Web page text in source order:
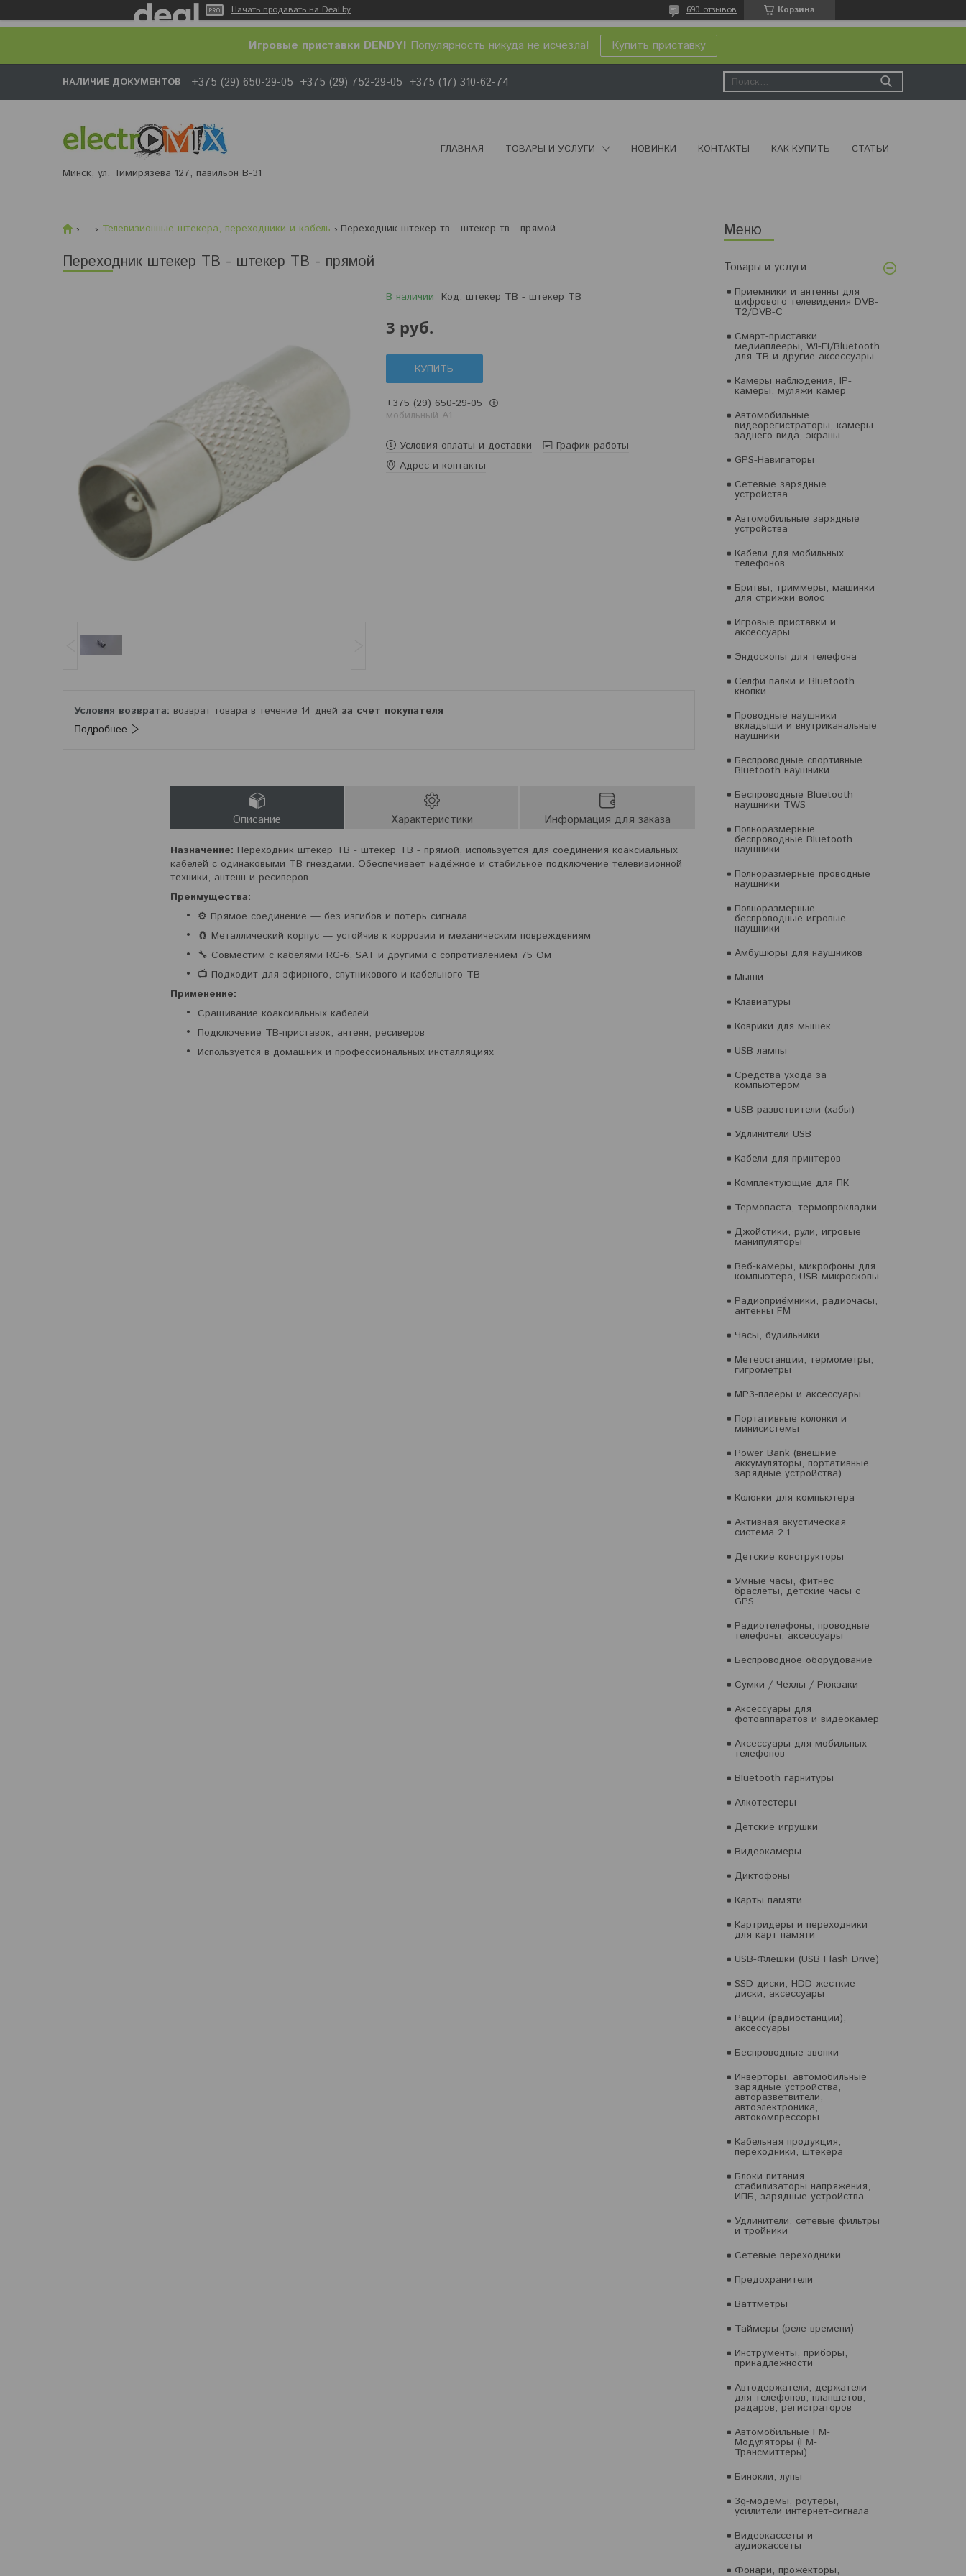
Начать продавать на Deal.by Корзина
690 отзывов
Игровые приставки DENDY! Популярность никуда не исчезла! Купить приставку
НАЛИЧИЕ ДОКУМЕНТОВ +375 (29) 650-29-05 +375 (29) 752-29-05 +375 (17) 310-62-74
Минск, ул. Тимирязева 127, павильон В-31
ГЛАВНАЯ ТОВАРЫ И УСЛУГИ НОВИНКИ КОНТАКТЫ КАК КУПИТЬ СТАТЬИ
Товары и услуги
Приемники и антенны для
цифрового телевидения DVB-
T2/DVB-C
Смарт-приставки,
медиаплееры, Wi-Fi/Bluetooth
для ТВ и другие аксессуары
Камеры наблюдения, IP-
камеры, муляжи камер
Автомобильные
видеорегистраторы, камеры
заднего вида, экраны
GPS-Навигаторы
Сетевые зарядные
устройства
Автомобильные зарядные
устройства
Кабели для мобильных
телефонов
Бритвы, триммеры, машинки
для стрижки волос
Игровые приставки и
аксессуары.
Эндоскопы для телефона
Селфи палки и Bluetooth
кнопки
Проводные наушники
вкладыши и внутриканальные
наушники
Беспроводные спортивные
Bluetooth наушники
Беспроводные Bluetooth
наушники TWS
Полноразмерные
беспроводные Bluetooth
наушники
Полноразмерные проводные
наушники
Полноразмерные
беспроводные игровые
наушники
Амбушюры для наушников
Мыши
Клавиатуры
Коврики для мышек
USB лампы
Средства ухода за
компьютером
USB разветвители (хабы)
Удлинители USB
Кабели для принтеров
Комплектующие для ПК
Термопаста, термопрокладки
Джойстики, рули, игровые
манипуляторы
Веб-камеры, микрофоны для
компьютера, USB-микроскопы
Радиоприёмники, радиочасы,
антенны FM
Часы, будильники
Метеостанции, термометры,
гигрометры
MP3-плееры и аксессуары
Портативные колонки и
минисистемы
Power Bank (внешние
аккумуляторы, портативные
зарядные устройства)
Колонки для компьютера
Активная акустическая
система 2.1
Детские конструкторы
Умные часы, фитнес
браслеты, детские часы с
GPS
Радиотелефоны, проводные
телефоны, аксессуары
Беспроводное оборудование
Сумки / Чехлы / Рюкзаки
Аксессуары для
фотоаппаратов и видеокамер
Аксессуары для мобильных
телефонов
Bluetooth гарнитуры
Алкотестеры
Детские игрушки
Видеокамеры
Диктофоны
Карты памяти
Картридеры и переходники
для карт памяти
USB-Флешки (USB Flash Drive)
SSD-диски, HDD жесткие
диски, аксессуары
Рации (радиостанции),
аксессуары
Беспроводные звонки
Инверторы, автомобильные
зарядные устройства,
авторазветвители,
автоэлектроника,
автокомпрессоры
Кабельная продукция,
переходники, штекера
Блоки питания,
стабилизаторы напряжения,
ИПБ, зарядные устройства
Удлинители, сетевые фильтры
и тройники
Сетевые переходники
Предохранители
Ваттметры
Таймеры (реле времени)
Инструменты, приборы,
принадлежности
Автодержатели, держатели
для телефонов, планшетов,
радаров, регистраторов
Автомобильные FM-
Модуляторы (FM-
Трансмиттеры)
Бинокли, лупы
3g-модемы, роутеры,
усилители интернет-сигнала
Видеокассеты и
аудиокассеты
Фонари, прожекторы,
... Телевизионные штекера, переходники и кабель Переходник штекер тв - штекер тв - прямой
Переходник штекер ТВ - штекер ТВ - прямой
В наличии Код: штекер ТВ - штекер ТВ
3 руб.
КУПИТЬ
+375 (29) 650-29-05
мобильный A1
Условия оплаты и доставки
График работы
Адрес и контакты
возврат товара в течение 14 дней за счет покупателя
Подробнее
Описание Характеристики Информация для заказа
Назначение: Переходник штекер ТВ - штекер ТВ - прямой, используется для соединения коаксиальных
кабелей с одинаковыми ТВ гнездами. Обеспечивает надёжное и стабильное подключение телевизионной
техники, антенн и ресиверов.
Преимущества:
⚙️ Прямое соединение — без изгибов и потерь сигнала
🧲 Металлический корпус — устойчив к коррозии и механическим повреждениям
🔧 Совместим с кабелями RG-6, SAT и другими с сопротивлением 75 Ом
📺 Подходит для эфирного, спутникового и кабельного ТВ
Применение:
Сращивание коаксиальных кабелей
Подключение ТВ-приставок, антенн, ресиверов
Используется в домашних и профессиональных инсталляциях